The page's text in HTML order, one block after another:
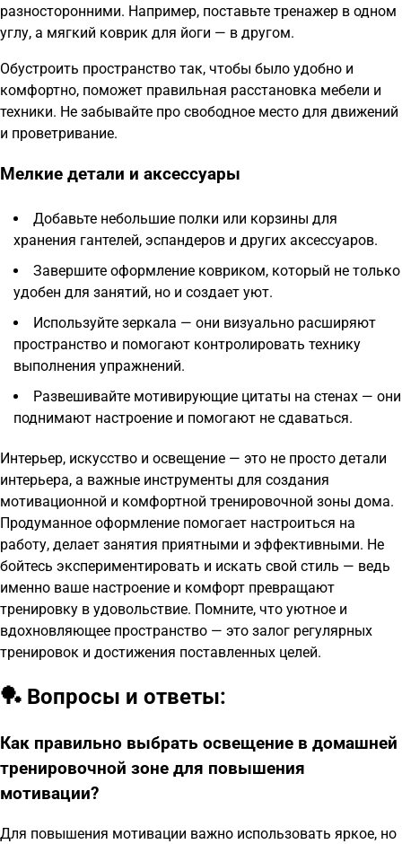
разносторонними. Например, поставьте тренажер в одном
углу, а мягкий коврик для йоги — в другом.
Обустроить пространство так, чтобы было удобно и
комфортно, поможет правильная расстановка мебели и
техники. Не забывайте про свободное место для движений
и проветривание.
Мелкие детали и аксессуары
Добавьте небольшие полки или корзины для
хранения гантелей, эспандеров и других аксессуаров.
Завершите оформление ковриком, который не только
удобен для занятий, но и создает уют.
Используйте зеркала — они визуально расширяют
пространство и помогают контролировать технику
выполнения упражнений.
Развешивайте мотивирующие цитаты на стенах — они
поднимают настроение и помогают не сдаваться.
Интерьер, искусство и освещение — это не просто детали
интерьера, а важные инструменты для создания
мотивационной и комфортной тренировочной зоны дома.
Продуманное оформление помогает настроиться на
работу, делает занятия приятными и эффективными. Не
бойтесь экспериментировать и искать свой стиль — ведь
именно ваше настроение и комфорт превращают
тренировку в удовольствие. Помните, что уютное и
вдохновляющее пространство — это залог регулярных
тренировок и достижения поставленных целей.
🏓 Вопросы и ответы:
Как правильно выбрать освещение в домашней
тренировочной зоне для повышения
мотивации?
Для повышения мотивации важно использовать яркое, но